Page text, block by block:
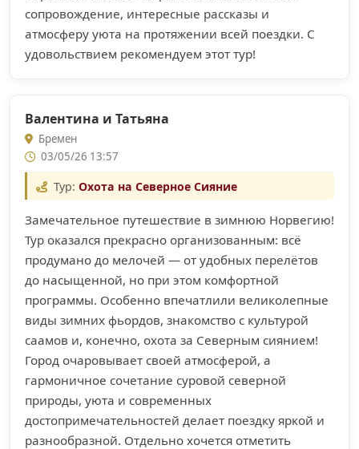
сопровождение, интересные рассказы и
атмосферу уюта на протяжении всей поездки. С
удовольствием рекомендуем этот тур!
Валентина и Татьяна
Бремен
03/05/26 13:57
Тур: Охота на Северное Сияние
Замечательное путешествие в зимнюю Норвегию!
Тур оказался прекрасно организованным: всё
продумано до мелочей — от удобных перелётов
до насыщенной, но при этом комфортной
программы. Особенно впечатлили великолепные
виды зимних фьордов, знакомство с культурой
саамов и, конечно, охота за Северным сиянием!
Город очаровывает своей атмосферой, а
гармоничное сочетание суровой северной
природы, уюта и современных
достопримечательностей делает поездку яркой и
разнообразной. Отдельно хочется отметить